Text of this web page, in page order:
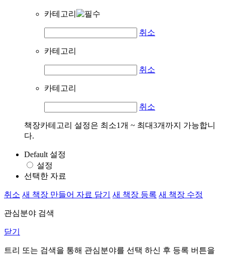
카테고리
취소
카테고리
취소
카테고리
취소
책장카테고리 설정은 최소1개 ~ 최대3개까지 가능합니
다.
Default 설정
설정
선택한 자료
취소 새 책장 만들어 자료 담기 새 책장 등록 새 책장 수정
관심분야 검색
닫기
트리 또는 검색을 통해 관심분야를 선택 하신 후 등록 버튼을